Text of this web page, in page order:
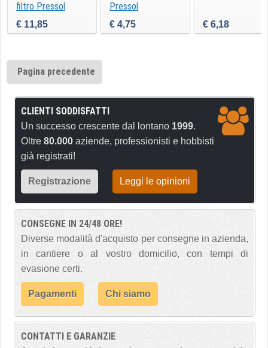
filtro Pressol
€ 11,85
Pressol
€ 4,75 € 6,18
Pagina precedente
CLIENTI SODDISFATTI
Un successo crescente dal lontano 1999.
Oltre 80.000 aziende, professionisti e hobbisti
già registrati!
Registrazione Leggi le opinioni
CONSEGNE IN 24/48 ORE!
Diverse modalità d'acquisto per consegne in azienda,
in cantiere o al vostro domicilio, con tempi di
evasione certi.
Pagamenti Chi siamo
CONTATTI E GARANZIE